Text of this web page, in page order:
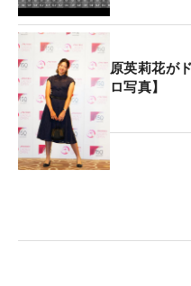
原英莉花が
ロ写真】